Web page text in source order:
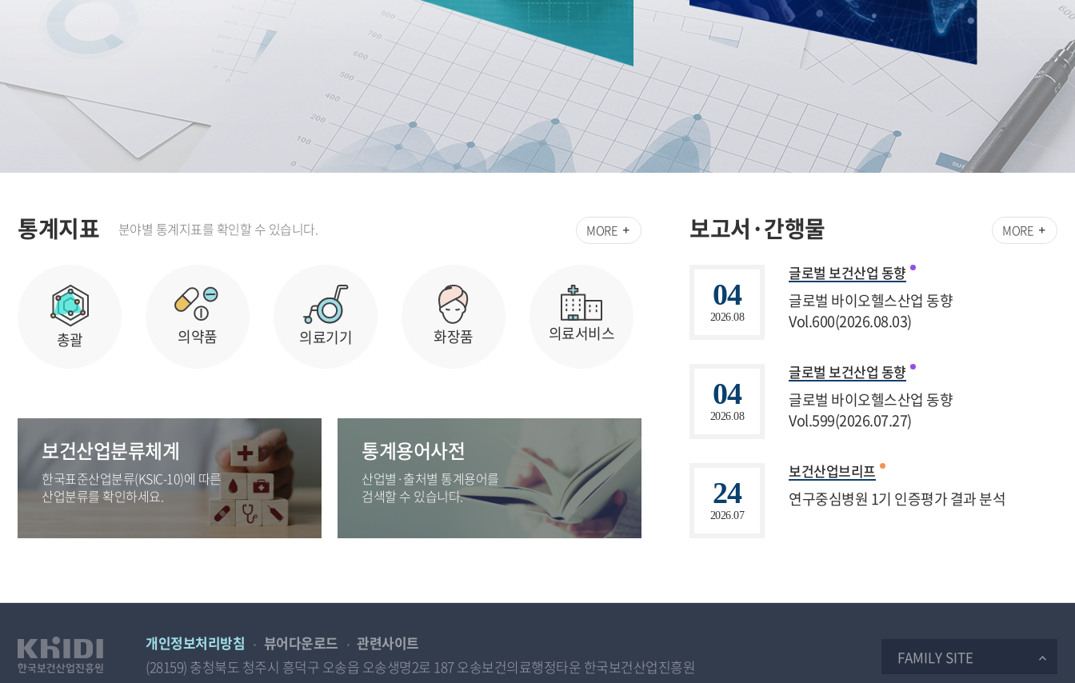
통계지표 분야별 통계지표를 확인할 수 있습니다.
총괄 의약품 의료기기 화장품 의료서비스
MORE
보건산업분류체계
한국표준산업분류(KSIC-10)에 따른
산업분류를 확인하세요.
통계용어사전
산업별·출처별 통계용어를
검색할 수 있습니다.
보고서·간행물
04
2026.08
글로벌 보건산업 동향
글로벌 바이오헬스산업 동향
Vol.600(2026.08.03)
04
2026.08
글로벌 보건산업 동향
글로벌 바이오헬스산업 동향
Vol.599(2026.07.27)
24
2026.07
보건산업브리프
연구중심병원 1기 인증평가 결과 분석
MORE
개인정보처리방침 뷰어다운로드
관련사이트
(28159) 충청북도 청주시 흥덕구 오송읍 오송생명2로 187 오송보건의료행정타운 한국보건산업진흥원
FAMILY SITE